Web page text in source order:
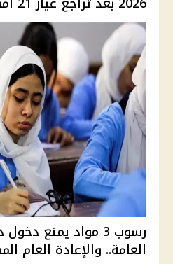
رسوب 3 مواد يمنع
العامة.. والإعادة العام